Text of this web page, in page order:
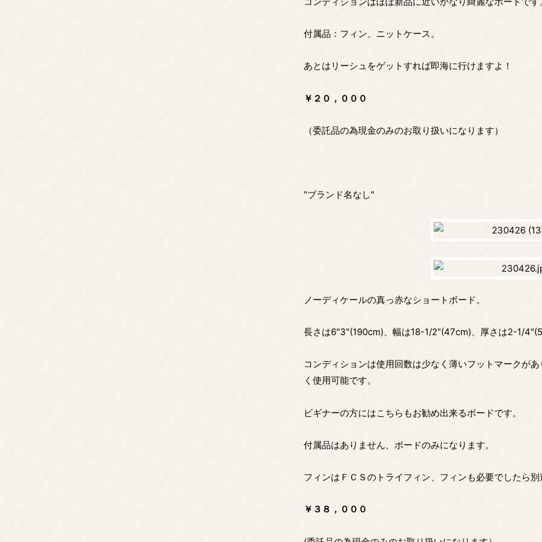
付属品：フィン、ニットケース。
あとはリーシュをゲットすれば即海に行けますよ！
￥２０，０００
（委託品の為現金のみのお取り扱いになります）
"ブランド名なし"
ノーディケールの真っ赤なショートボード。
長さは6"3"(190cm)、幅は18-1/2"(47cm)、厚さは2-1/
コンディションは使用回数は少なく薄いフットマークが
く使用可能です。
ビギナーの方にはこちらもお勧め出来るボードです。
付属品はありません、ボードのみになります。
フィンはＦＣＳのトライフィン、フィンも必要でしたら
￥３８，０００